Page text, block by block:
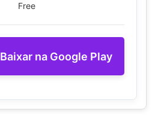
Free
Baixar na Google Play